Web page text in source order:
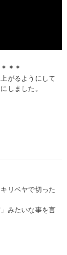
＊＊
がるようにして
しました。
リベヤで切った
みたいな事を言